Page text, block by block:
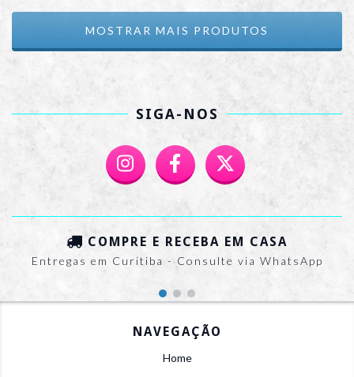
MOSTRAR MAIS PRODUTOS
SIGA-NOS
COMPRE E RECEBA EM CASA
Entregas em Curitiba - Consulte via WhatsApp
NAVEGAÇÃO
Home